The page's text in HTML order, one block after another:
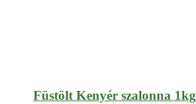
Füstölt Kenyér szalonna 1kg